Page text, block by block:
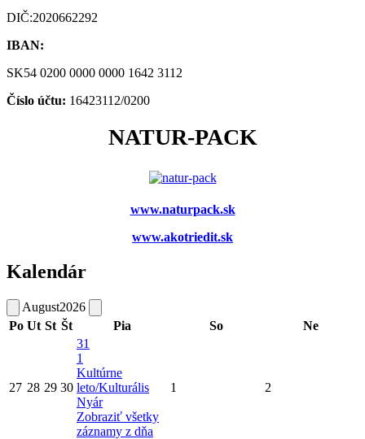
DIČ:2020662292
IBAN:
SK54 0200 0000 0000 1642 3112
Číslo účtu: 16423112/0200
NATUR-PACK
www.naturpack.sk
www.akotriedit.sk
Kalendár
August2026
Po Ut St Št Pia So Ne
27 28 29 30
31
1
Kultúrne
leto/Kulturális
Nyár
Zobraziť všetky
záznamy z dňa
1 2